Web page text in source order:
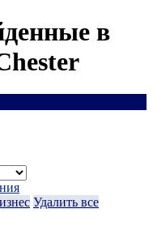
в
Удалить все